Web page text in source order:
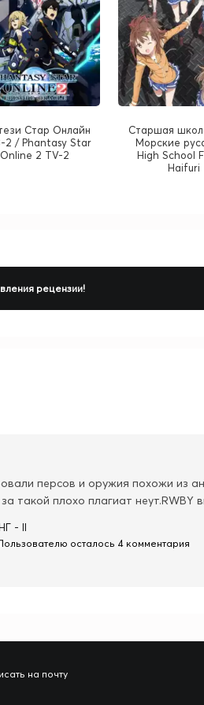
Стар Онлайн
2 / Phantasy Star
Online 2 TV-2
Старшая
Морские
High School
Haifuri
рецензии!
персов и оружия похожи из
такой плохо плагиат неут.RWBY
- II
осталось 4 комментария
на почту